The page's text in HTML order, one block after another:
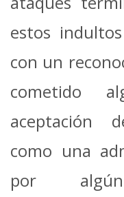
estos
con un
cometido
aceptación
como una
por